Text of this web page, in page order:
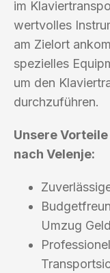
im
wertvolles
am Zielort
spezielles
um den
durchzuführen.
Unsere
nach Velenje:
Umzug